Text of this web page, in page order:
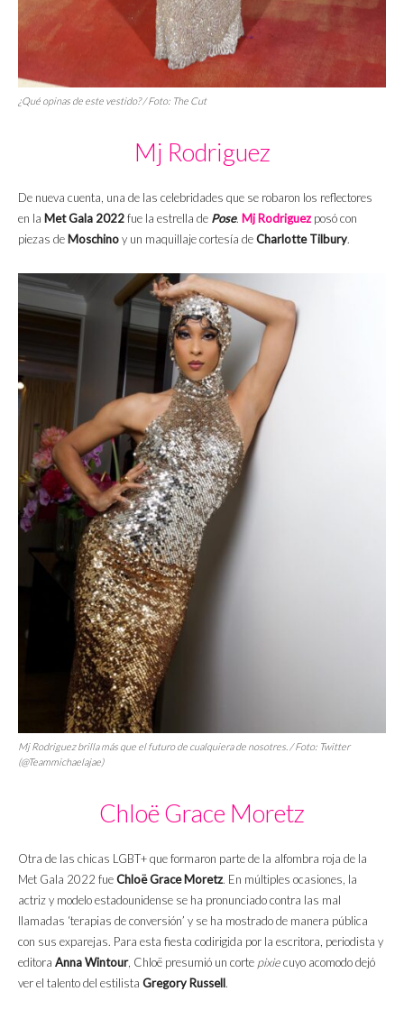
¿Qué opinas de este vestido? / Foto: The Cut
Mj Rodriguez
De nueva cuenta, una de las celebridades que se robaron los reflectores
en la Met Gala 2022fue la estrella de Pose. Mj Rodriguez posó con
piezas de Moschinoy un maquillaje cortesía deCharlotte Tilbury.
Mj Rodriguez brilla más que el futuro de cualquiera de nosotres. / Foto: Twitter
(@Teammichaelajae)
Chloë Grace Moretz
Otra de las chicas LGBT+ que formaron parte de la alfombra roja de la
Met Gala 2022 fueChloë Grace Moretz. En múltiples ocasiones, la
actriz y modelo estadounidense se ha pronunciado contra las mal
llamadas ‘terapias de conversión’ y se ha mostrado de manera pública
con sus exparejas. Para esta fiesta codirigida por la escritora, periodista y
editora Anna Wintour, Chloë presumió un corte pixiecuyo acomodo dejó
ver el talento del estilista Gregory Russell.